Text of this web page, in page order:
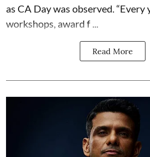
as CA Day was observed. “Every
workshops, award f ...
Read More